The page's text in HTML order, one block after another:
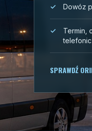
Dowóz
Termin,
SPRAWDŹ